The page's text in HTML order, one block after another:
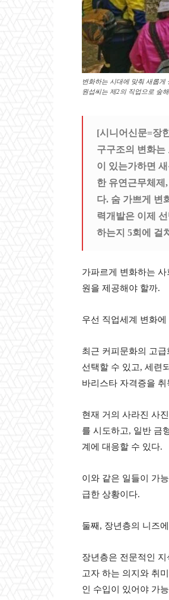
변화하는 시대에 맞춰 새롭
원섭씨는 제2의 직업으로 숲
[시니어신문=장
구구조의 변화는
이 있는가하면
한 유연근무체제 ,
다. 숨 가쁘게 변
력개발은 이제
하는지 5회에 걸
가파르게 변화하는
원을 제공해야 할까.
우선 직업세계 변화
최근 커피문화의 고
선택할 수 있고, 세련
바리스타 자격증을
현재 거의 사라진 사
를 시도하고, 일반 금
계에 대응할 수 있다.
이와 같은 일들이 가
급한 상황이다.
둘째 , 장년층의 니즈
장년층은 전문적인
고자 하는 의지와 취
인 수입이 있어야 가